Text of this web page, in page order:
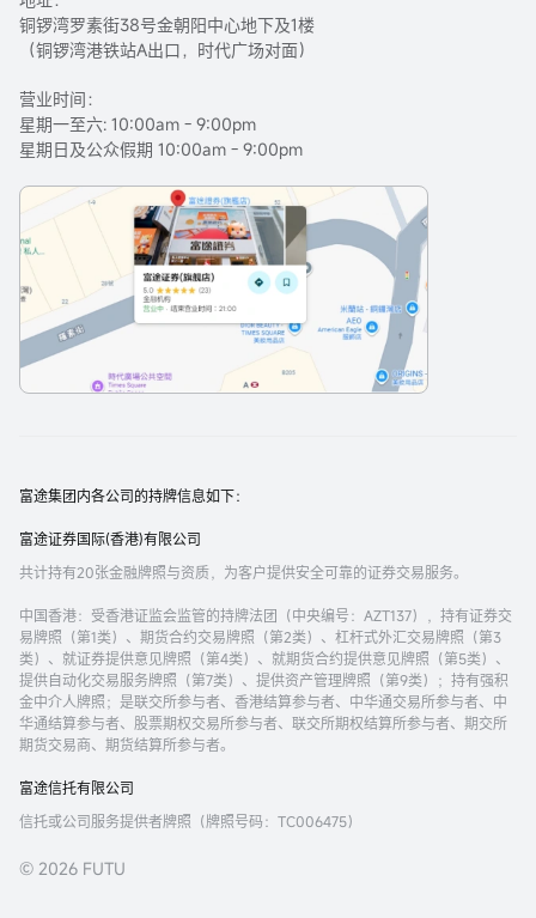
铜锣湾罗素街38号金朝阳中心地下及1楼
（铜锣湾港铁站A出口，时代广场对面）
营业时间：
星期一至六: 10:00am - 9:00pm
星期日及公众假期 10:00am - 9:00pm
富途集团内各公司的持牌信息如下：
富途证券国际(香港)有限公司
共计持有20张金融牌照与资质，为客户提供安全可靠的证券交易服务。
中国香港：受香港证监会监管的持牌法团（中央编号：AZT137），持有证券交
易牌照（第1类）、期货合约交易牌照（第2类）、杠杆式外汇交易牌照（第3
类）、就证券提供意见牌照（第4类）、就期货合约提供意见牌照（第5类）、
提供自动化交易服务牌照（第7类）、提供资产管理牌照（第9类）；持有强积
金中介人牌照；是联交所参与者、香港结算参与者、中华通交易所参与者、中
华通结算参与者、股票期权交易所参与者、联交所期权结算所参与者、期交所
期货交易商、期货结算所参与者。
富途信托有限公司
信托或公司服务提供者牌照（牌照号码：TC006475）
© 2026 FUTU